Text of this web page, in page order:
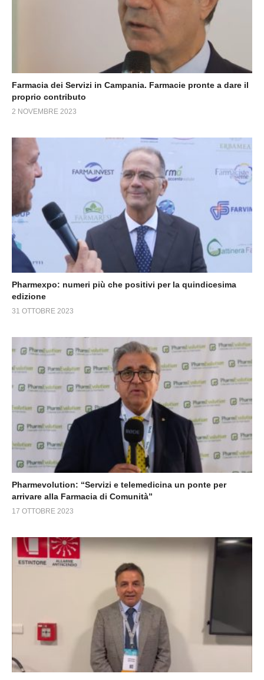
Farmacia dei Servizi in Campania. Farmacie pronte a dare il
proprio contributo
2 NOVEMBRE 2023
Pharmexpo: numeri più che positivi per la quindicesima
edizione
31 OTTOBRE 2023
Pharmevolution: “Servizi e telemedicina un ponte per
arrivare alla Farmacia di Comunità”
17 OTTOBRE 2023